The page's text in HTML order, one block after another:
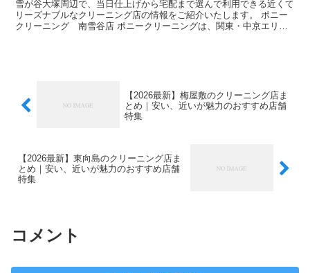
雪が谷大塚周辺で、当日仕上げから宅配まで選んで利用できる近くて
リーズナブルなクリーニング店の情報をご紹介いたします。 ポニー
クリーニング 南雪谷店 ポニークリーニングは、関東・中京エリア
【2026最新】梅屋敷のクリーニング店ま
とめ｜安い、近いが魅力のおすすめ店舗
特集
【2026最新】東向島のクリーニング店ま
とめ｜安い、近いが魅力のおすすめ店舗
特集
コメント